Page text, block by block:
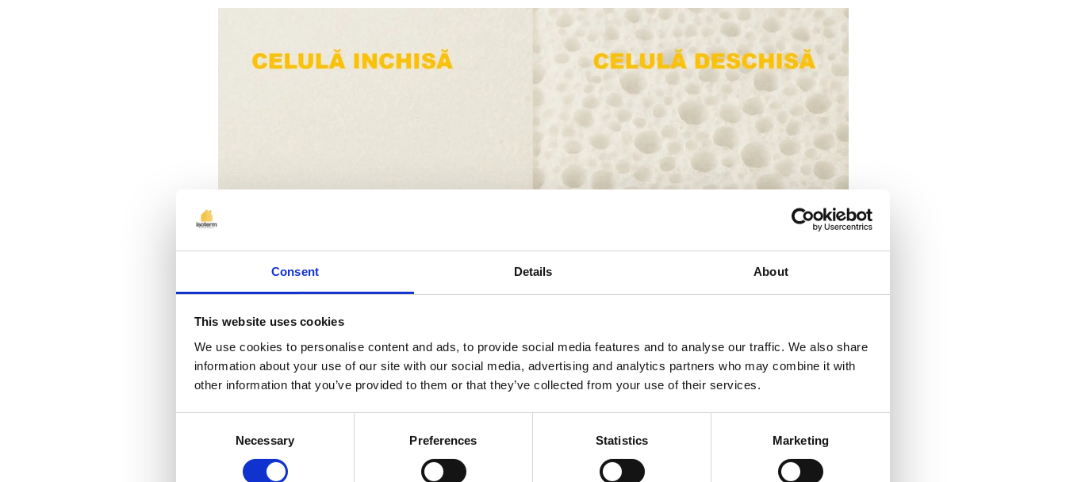
Consent Details About
This website uses cookies
We use cookies to personalise content and ads, to provide social media features and to analyse our traffic. We also share
information about your use of our site with our social media, advertising and analytics partners who may combine it with
other information that you’ve provided to them or that they’ve collected from your use of their services.
Necessary Preferences Statistics Marketing
Densitatea spumei poliuretanice reprezintă unul dintre cei mai importanți parametri
Citește articolul